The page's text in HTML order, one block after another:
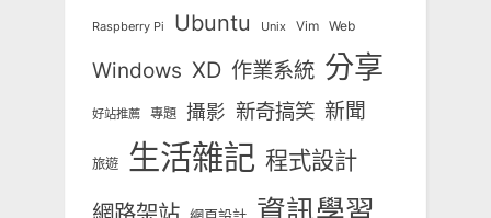
Raspberry Pi Ubuntu Unix Vim Web
Windows XD 作業系統 分享
好站推薦 專題 攝影 新奇搞笑 新聞
旅遊 生活雜記 程式設計
資訊學習